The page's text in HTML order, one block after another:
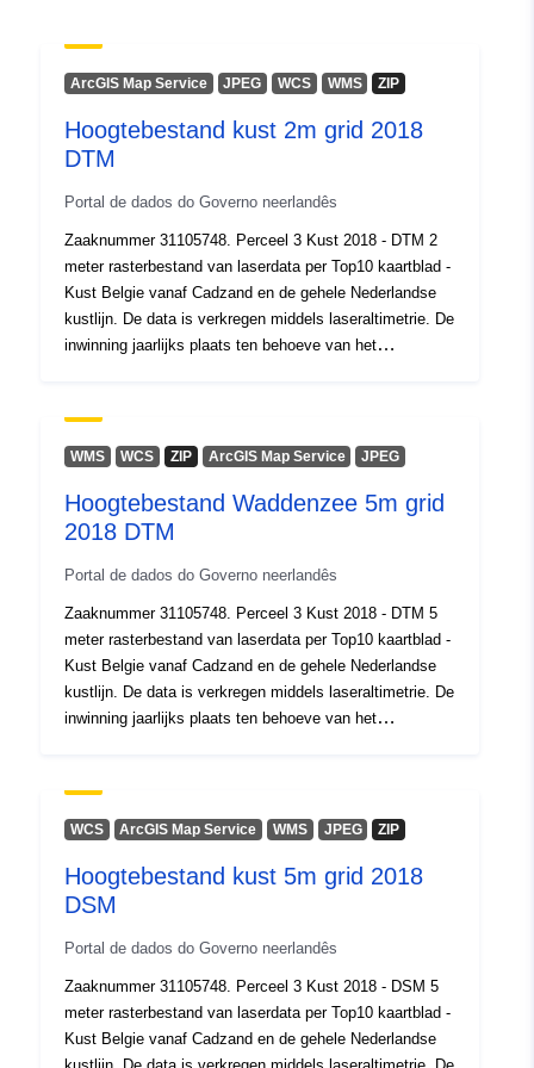
ArcGIS Map Service JPEG WCS WMS ZIP
Hoogtebestand kust 2m grid 2018
DTM
Portal de dados do Governo neerlandês
Zaaknummer 31105748. Perceel 3 Kust 2018 - DTM 2
meter rasterbestand van laserdata per Top10 kaartblad -
Kust Belgie vanaf Cadzand en de gehele Nederlandse
kustlijn. De data is verkregen middels laseraltimetrie. De
inwinning jaarlijks plaats ten behoeve van het
WMS WCS ZIP ArcGIS Map Service JPEG
Hoogtebestand Waddenzee 5m grid
2018 DTM
Portal de dados do Governo neerlandês
Zaaknummer 31105748. Perceel 3 Kust 2018 - DTM 5
meter rasterbestand van laserdata per Top10 kaartblad -
Kust Belgie vanaf Cadzand en de gehele Nederlandse
kustlijn. De data is verkregen middels laseraltimetrie. De
inwinning jaarlijks plaats ten behoeve van het
WCS ArcGIS Map Service WMS JPEG ZIP
Hoogtebestand kust 5m grid 2018
DSM
Portal de dados do Governo neerlandês
Zaaknummer 31105748. Perceel 3 Kust 2018 - DSM 5
meter rasterbestand van laserdata per Top10 kaartblad -
Kust Belgie vanaf Cadzand en de gehele Nederlandse